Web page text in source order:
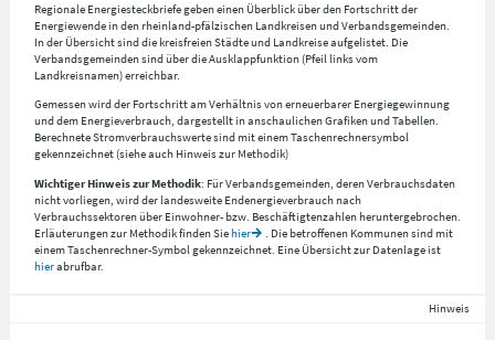
Regionale Energiesteckbriefe geben einen Überblick über den Fortschritt der
Energiewende in den rheinland-pfälzischen Landkreisen und Verbandsgemeinden.
In der Übersicht sind die kreisfreien Städte und Landkreise aufgelistet. Die
Verbandsgemeinden sind über die Ausklappfunktion (Pfeil links vom
Landkreisnamen) erreichbar.
Gemessen wird der Fortschritt am Verhältnis von erneuerbarer Energiegewinnung
und dem Energieverbrauch, dargestellt in anschaulichen Grafiken und Tabellen.
Berechnete Stromverbrauchswerte sind mit einem Taschenrechnersymbol
gekennzeichnet (siehe auch Hinweis zur Methodik)
Wichtiger Hinweis zur Methodik: Für Verbandsgemeinden, deren Verbrauchsdaten
nicht vorliegen, wird der landesweite Endenergieverbrauch nach
Verbrauchssektoren über Einwohner- bzw. Beschäftigtenzahlen heruntergebrochen.
Erläuterungen zur Methodik finden Siehier
. Die betroffenen Kommunen sind mit
einem Taschenrechner-Symbol gekennzeichnet. Eine Übersicht zur Datenlage ist
hierabrufbar.
Hinweis